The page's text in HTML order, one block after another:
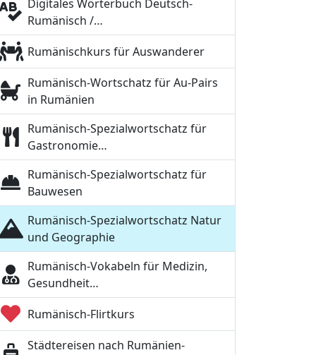
Digitales Wörterbuch Deutsch-
Rumänisch /…
Rumänischkurs für Auswanderer
Rumänisch-Wortschatz für Au-Pairs
in Rumänien
Rumänisch-Spezialwortschatz für
Gastronomie…
Rumänisch-Spezialwortschatz für
Bauwesen
Rumänisch-Spezialwortschatz Natur
und Geographie
Rumänisch-Vokabeln für Medizin,
Gesundheit…
Rumänisch-Flirtkurs
Städtereisen nach Rumänien-